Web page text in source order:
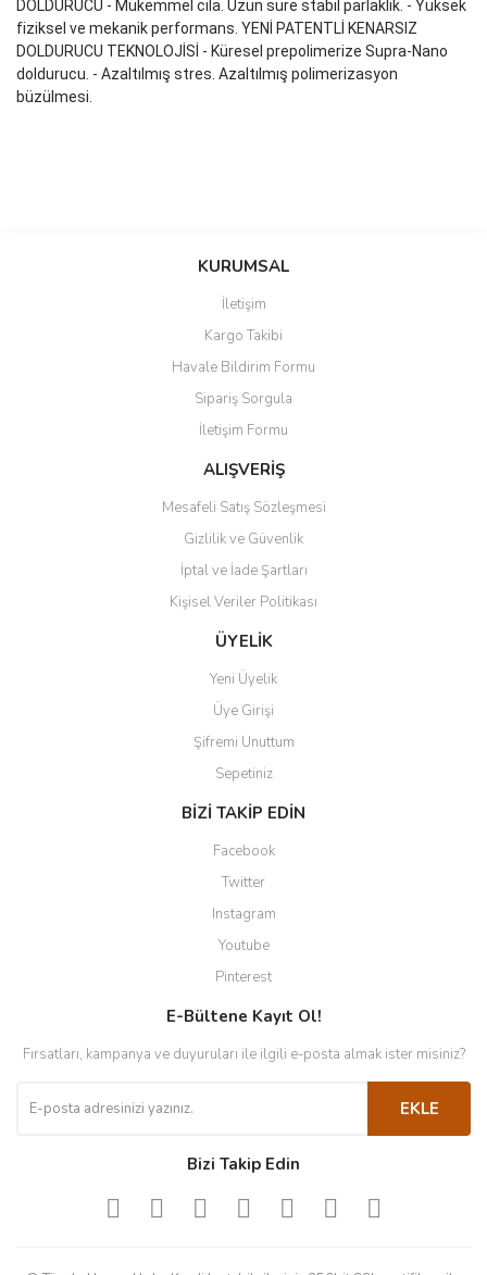
DOLDURUCU - Mükemmel cila. Uzun süre stabil parlaklık. - Yüksek
fiziksel ve mekanik performans. YENİ PATENTLİ KENARSIZ
DOLDURUCU TEKNOLOJİSİ - Küresel prepolimerize Supra-Nano
doldurucu. - Azaltılmış stres. Azaltılmış polimerizasyon
büzülmesi.
Bu ürüne ilk yorumu siz yapın!
Ürün resmi kalitesiz, bozuk veya görüntülenemiyor.
Ürün açıklamasında eksik bilgiler bulunuyor.
Ürün bilgilerinde hatalar bulunuyor.
Ürün fiyatı diğer sitelerden daha pahalı.
Bu ürüne benzer farklı alternatifler olmalı.
Gönder
KURUMSAL
İletişim
Kargo Takibi
Havale Bildirim Formu
Sipariş Sorgula
İletişim Formu
ALIŞVERİŞ
Mesafeli Satış Sözleşmesi
Gizlilik ve Güvenlik
İptal ve İade Şartları
Kişisel Veriler Politikası
ÜYELİK
Yeni Üyelik
Üye Girişi
Şifremi Unuttum
Sepetiniz
BİZİ TAKİP EDİN
Facebook
Twitter
Instagram
Youtube
Pinterest
E-Bültene Kayıt Ol!
Fırsatları, kampanya ve duyuruları ile ilgili e-posta almak ister misiniz?
EKLE
Bizi Takip Edin